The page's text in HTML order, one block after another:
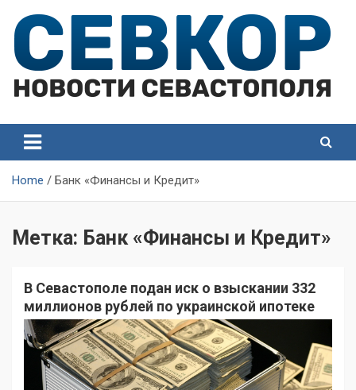
content
Севастополя
Севастополя
Home Банк «Финансы и Кредит»
Метка: Банк «Финансы и Кредит»
В Севастополе подан иск о взыскании 332
миллионов рублей по украинской ипотеке